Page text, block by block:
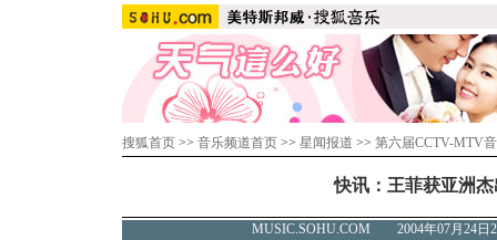
搜狐首页 >> 音乐频道首页 >> 星闻报道 >> 第六届CCTV-MTV
快讯：王菲获亚洲
MUSIC.SOHU.COM 2004年07月24